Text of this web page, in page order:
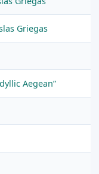
Griegas
Aegean”